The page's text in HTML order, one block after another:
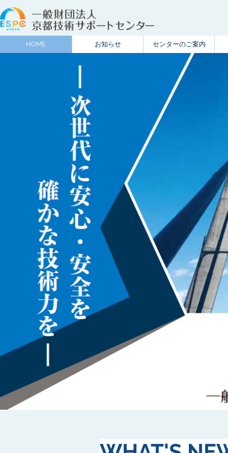
HOME お知らせ センターのご案内